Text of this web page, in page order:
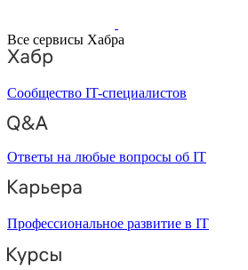
Все сервисы Хабра
Сообщество IT-специалистов
Ответы на любые вопросы об IT
Профессиональное развитие в IT